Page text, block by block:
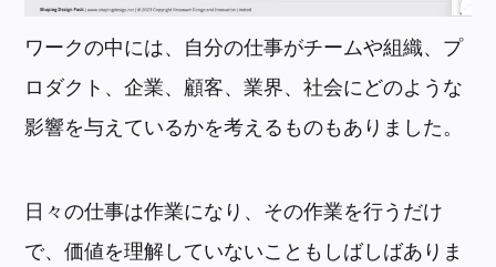
ワークの中には、自分の仕事がチームや組織、プ
ロダクト、企業、顧客、業界、社会にどのような
影響を与えているかを考えるものもありました。
日々の仕事は作業になり、その作業を行うだけ
で、価値を理解していないこともしばしばありま